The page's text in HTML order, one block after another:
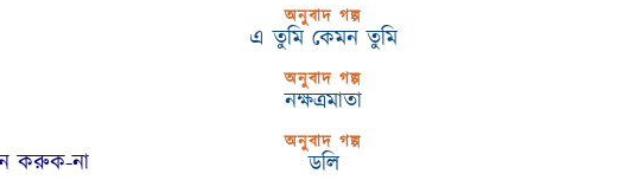
করুক-না
অনুবাদ গল্প
এ তুমি কেমন তুমি
অনুবাদ গল্প
নক্ষত্রমাতা
অনুবাদ গল্প
ডলি